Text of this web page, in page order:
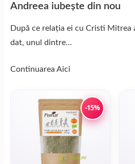
Andreea iubește din nou
După ce relația ei cu Cristi Mitrea
dat, unul dintre…
Continuarea Aici
-15%